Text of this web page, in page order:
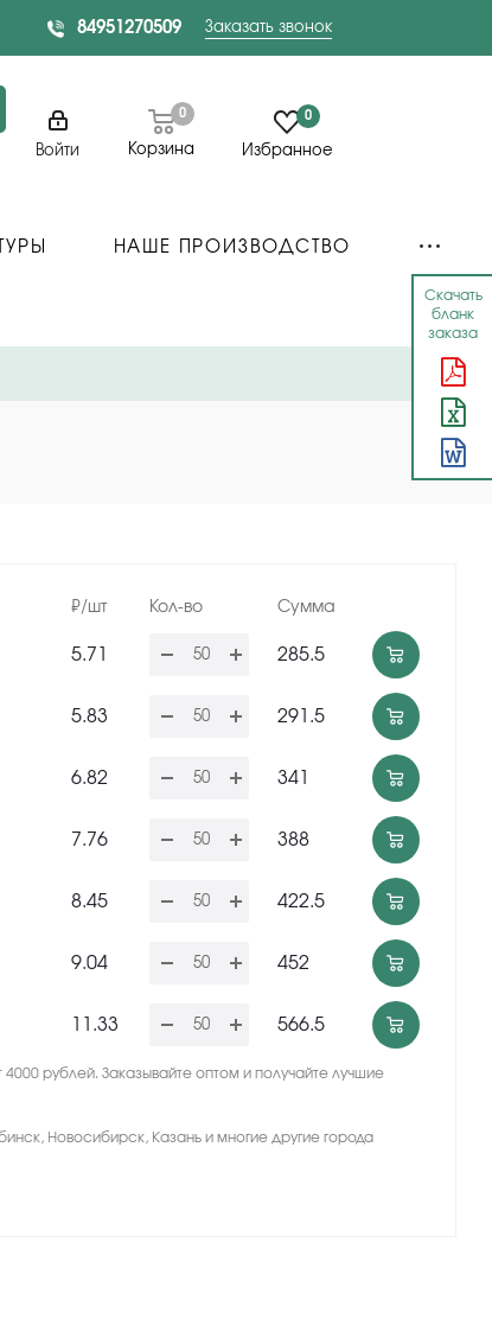
Скачать
бланк
заказа
84951270509 Заказать звонок
Войти Корзина
0 0
Избранное
НАШЕ ПРОИЗВОДСТВО
₽/шт Кол-во Сумма
5.71 285.5
5.83 291.5
6.82 341
7.76 388
8.45 422.5
9.04 452
11.33 566.5
рублей. Заказывайте оптом и получайте лучшие
Новосибирск, Казань и многие другие города